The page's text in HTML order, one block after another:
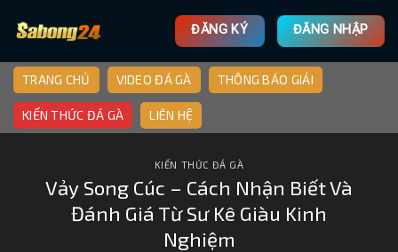
ĐĂNG KÝ ĐĂNG NHẬP
TRANG CHỦ VIDEO ĐÁ GÀ THÔNG BÁO GIẢI
KIẾN THỨC ĐÁ GÀ LIÊN HỆ
KIẾN THỨC ĐÁ GÀ
Vảy Song Cúc – Cách Nhận Biết Và
Đánh Giá Từ Sư Kê Giàu Kinh
Nghiệm